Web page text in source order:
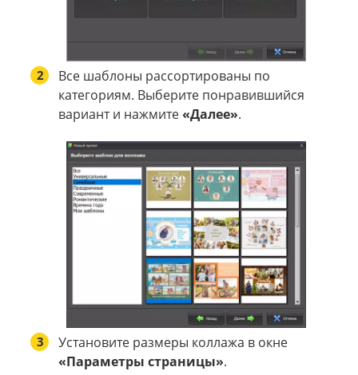
2
Все шаблоны рассортированы по
категориям. Выберите понравившийся
вариант и нажмите«Далее».
3
Установите размеры коллажа в окне
«Параметры страницы».